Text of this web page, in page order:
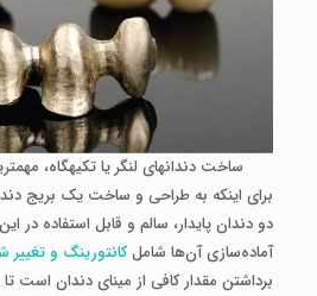
ساخت دندان­های لنگر یا تکیه­گاه،
برای اینکه به طراحی و ساخت یک بریج
دو دندان پایدار، سالم و قابل استفاده در
آماده‌سازی آن‌ها شاملکانتورینگ و
برداشتن مقدار کافی از مینای دندان است تا